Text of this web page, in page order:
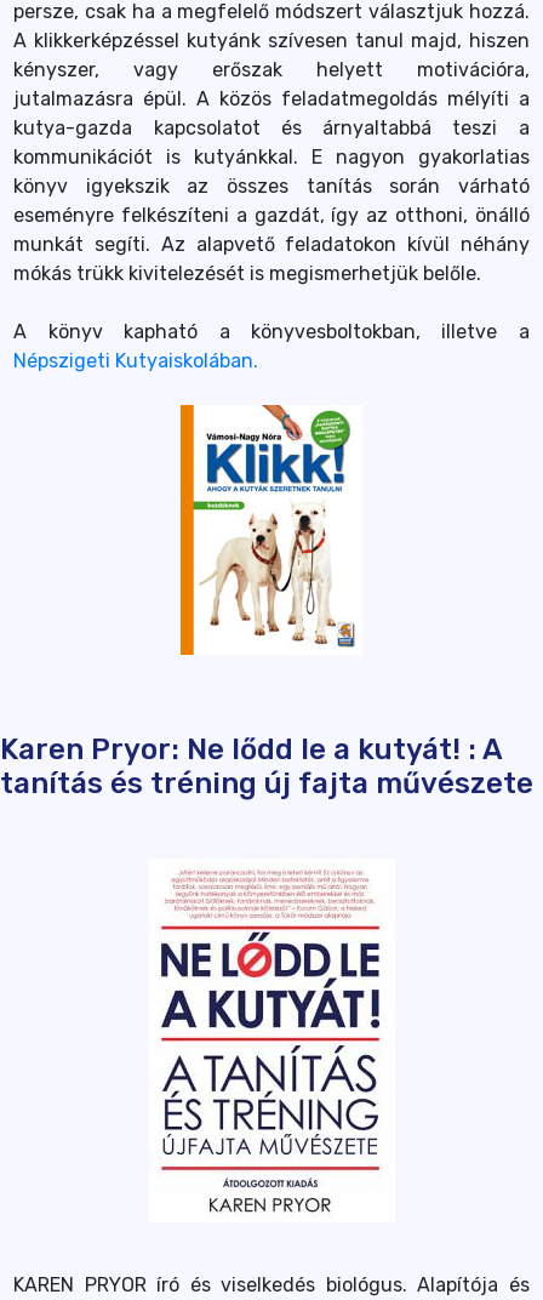
persze, csak ha a megfelelő módszert választjuk hozzá.
A klikkerképzéssel kutyánk szívesen tanul majd, hiszen
kényszer, vagy erőszak helyett motivációra,
jutalmazásra épül. A közös feladatmegoldás mélyíti a
kutya-gazda kapcsolatot és árnyaltabbá teszi a
kommunikációt is kutyánkkal. E nagyon gyakorlatias
könyv igyekszik az összes tanítás során várható
eseményre felkészíteni a gazdát, így az otthoni, önálló
munkát segíti. Az alapvető feladatokon kívül néhány
mókás trükk kivitelezését is megismerhetjük belőle.
A könyv kapható a könyvesboltokban, illetve a
Népszigeti Kutyaiskolában.
Karen Pryor: Ne lődd le a kutyát! : A
tanítás és tréning új fajta művészete
KAREN PRYOR író és viselkedés biológus. Alapítója és